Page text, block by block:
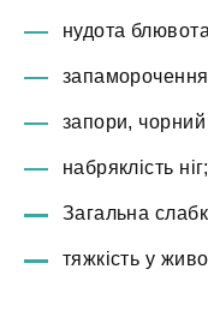
нудота
запори, чорний
набряклість ніг;
Загальна
тяжкість у